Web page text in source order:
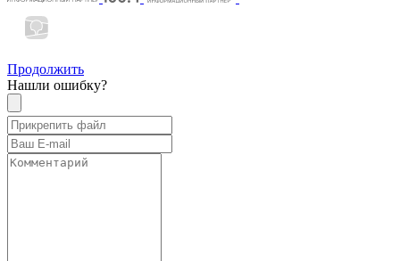
Продолжить
Нашли ошибку?